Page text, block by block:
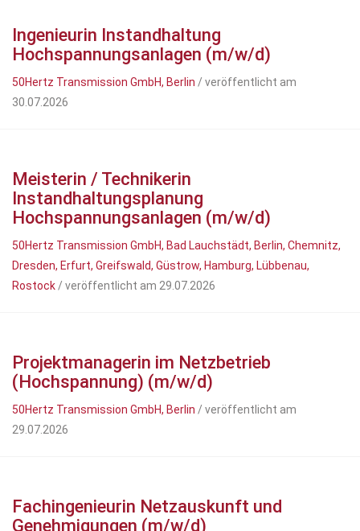
Ingenieurin Instandhaltung
Hochspannungsanlagen (m/w/d)
50Hertz Transmission GmbH, Berlin / veröffentlicht am
30.07.2026
Meisterin / Technikerin
Instandhaltungsplanung
Hochspannungsanlagen (m/w/d)
50Hertz Transmission GmbH, Bad Lauchstädt, Berlin, Chemnitz,
Dresden, Erfurt, Greifswald, Güstrow, Hamburg, Lübbenau,
Rostock / veröffentlicht am 29.07.2026
Projektmanagerin im Netzbetrieb
(Hochspannung) (m/w/d)
50Hertz Transmission GmbH, Berlin / veröffentlicht am
29.07.2026
Fachingenieurin Netzauskunft und
Genehmigungen (m/w/d)